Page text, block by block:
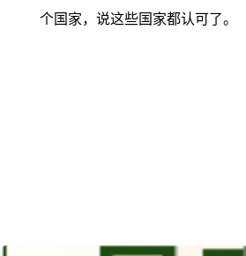
个国家，说这些国家都认可了。